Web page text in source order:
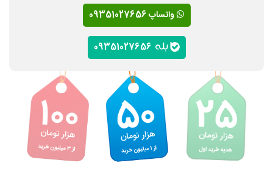
واتساپ 09351027656